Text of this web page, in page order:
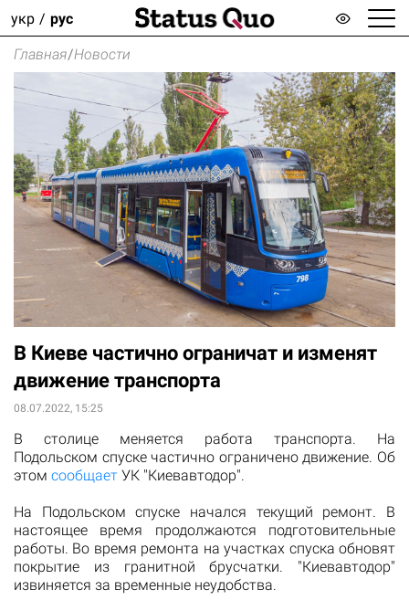
укр рус
Главная/Новости
В Киеве частично ограничат и изменят
движение транспорта
08.07.2022, 15:25
В столице меняется работа транспорта. На
Подольском спуске частично ограничено движение. Об
этом сообщает УК "Киевавтодор".
На Подольском спуске начался текущий ремонт. В
настоящее время продолжаются подготовительные
работы. Во время ремонта на участках спуска обновят
покрытие из гранитной брусчатки. "Киевавтодор"
извиняется за временные неудобства.